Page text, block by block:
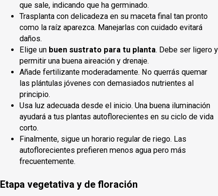
que sale, indicando que ha germinado.
Trasplanta con delicadeza en su maceta final tan pronto
como la raíz aparezca. Manejarlas con cuidado evitará
daños.
Elige un buen sustrato para tu planta. Debe ser ligero y
permitir una buena aireación y drenaje.
Añade fertilizante moderadamente. No querrás quemar
las plántulas jóvenes con demasiados nutrientes al
principio.
Usa luz adecuada desde el inicio. Una buena iluminación
ayudará a tus plantas autoflorecientes en su ciclo de vida
corto.
Finalmente, sigue un horario regular de riego. Las
autoflorecientes prefieren menos agua pero más
frecuentemente.
Etapa vegetativa y de floración